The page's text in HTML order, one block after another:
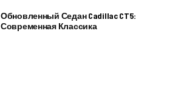
Обновленный Седан Cadillac CT5:
Современная Классика